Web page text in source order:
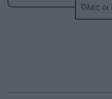
Κερδίστε 5 διπλές
Όλες οι